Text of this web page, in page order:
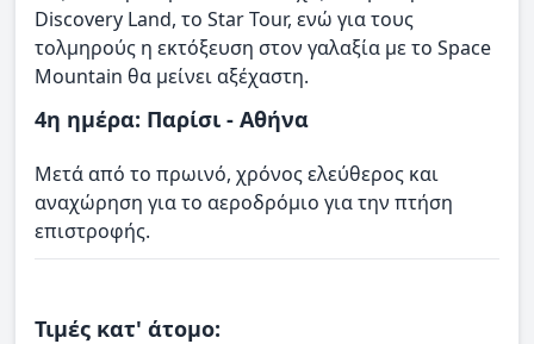
Discovery Land, το Star Tour, ενώ για τους
τολμηρούς η εκτόξευση στον γαλαξία με το Space
Mountain θα μείνει αξέχαστη.
4η ημέρα: Παρίσι - Αθήνα
Μετά από το πρωινό, χρόνος ελεύθερος και
αναχώρηση για το αεροδρόμιο για την πτήση
επιστροφής.
Τιμές κατ' άτομο: